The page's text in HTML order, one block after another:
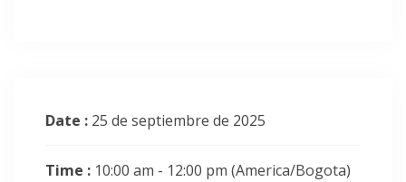
Date : 25 de septiembre de 2025
Time : 10:00 am - 12:00 pm (America/Bogota)